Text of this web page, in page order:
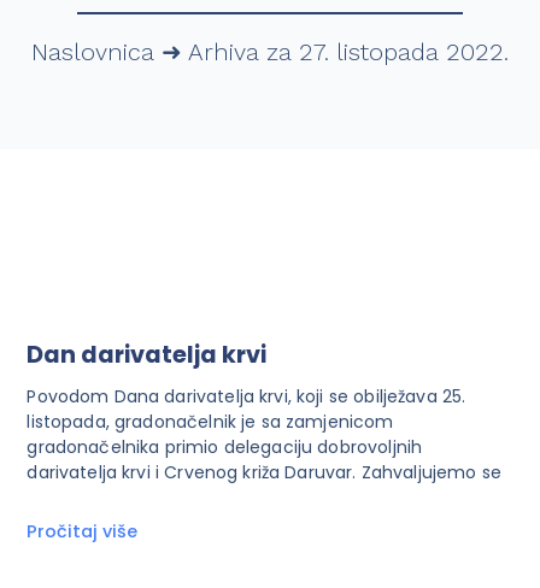
Naslovnica ➜ Arhiva za 27. listopada 2022.
Dan darivatelja krvi
Povodom Dana darivatelja krvi, koji se obilježava 25.
listopada, gradonačelnik je sa zamjenicom
gradonačelnika primio delegaciju dobrovoljnih
darivatelja krvi i Crvenog križa Daruvar. Zahvaljujemo se
Pročitaj više